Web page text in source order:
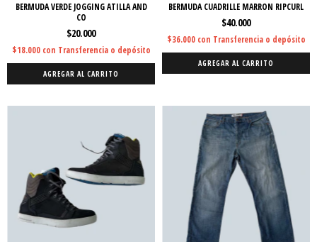
BERMUDA VERDE JOGGING ATILLA AND
CO
$20.000
$18.000 con Transferencia o depósito
AGREGAR AL CARRITO
BERMUDA CUADRILLE MARRON RIPCURL
$40.000
$36.000 con Transferencia o depósito
AGREGAR AL CARRITO